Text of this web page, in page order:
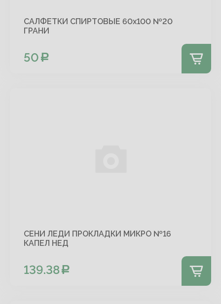
САЛФЕТКИ СПИРТОВЫЕ 60х100 №20
ГРАНИ
50
СЕНИ ЛЕДИ ПРОКЛАДКИ МИКРО №16
КАПЕЛ НЕД
139.38